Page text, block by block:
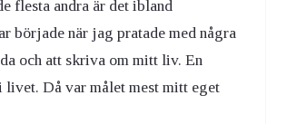
flesta andra är det ibland
började när jag pratade med några
och att skriva om mitt liv. En
livet. Då var målet mest mitt eget